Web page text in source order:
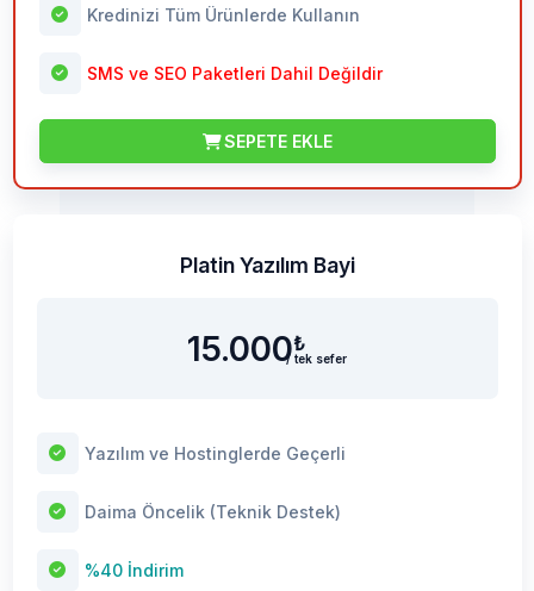
Kredinizi Tüm Ürünlerde Kullanın
SMS ve SEO Paketleri Dahil Değildir
SEPETE EKLE
Platin Yazılım Bayi
15.000₺
/ tek sefer
Yazılım ve Hostinglerde Geçerli
Daima Öncelik (Teknik Destek)
%40 İndirim